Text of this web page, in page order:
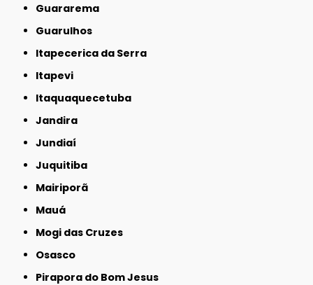
Guararema
Guarulhos
Itapecerica da Serra
Itapevi
Itaquaquecetuba
Jandira
Jundiaí
Juquitiba
Mairiporã
Mauá
Mogi das Cruzes
Osasco
Pirapora do Bom Jesus